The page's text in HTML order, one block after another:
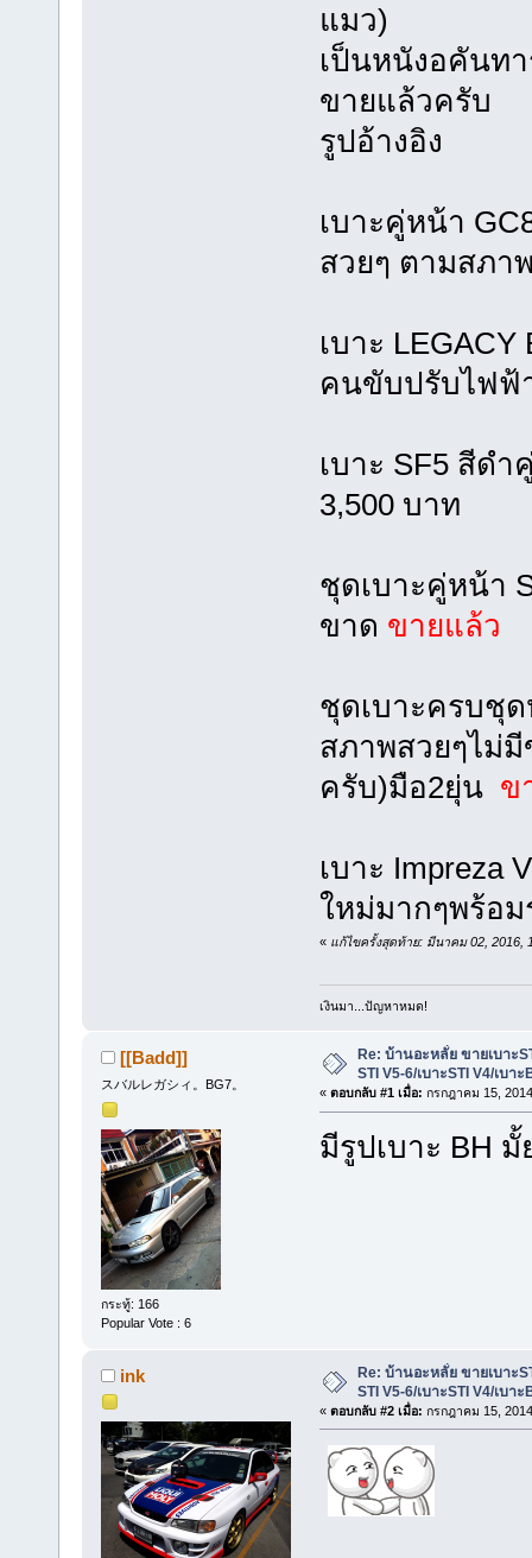
แมว)
เป็นหนังอคันท
ขายแล้วครับ
รูปอ้างอิง
เบาะคู่หน้า
สวยๆ ตามสภา
เบาะ
คนขับปรับไฟฟ้
เบาะ SF5 สีด
3,500 บาท
ชุดเบาะคู่หน้า
ขาด ขายแล้ว
ชุดเบาะครบชุ
สภาพสวยๆไม่
ครับ)มือ2ยุ่น ข
เบาะ Impreza
ใหม่มากๆพร้อ
« แก้ไขครั้งสุดท้าย: มีนาคม 02, 2016,
เงินมา...ปัญหาหมด!
[[Badd]]
スバルレガシィ。BG7。
กระทู้: 166
Popular Vote : 6
Re: บ้านอะหลั่ย ขายเบาะ
STI V5-6/เบาะSTI V4/เบา
« ตอบกลับ #1 เมื่อ: กรกฎาคม 15,
มีรูปเบาะ BH
ink
Re: บ้านอะหลั่ย ขายเบาะ
STI V5-6/เบาะSTI V4/เบา
« ตอบกลับ #2 เมื่อ: กรกฎาคม 15,